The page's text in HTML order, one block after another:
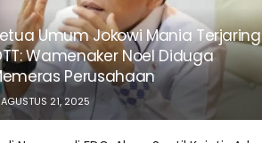
Umum Jokowi Mania Terjaring
Wamenaker Noel Diduga
Perusahaan
21, 2025